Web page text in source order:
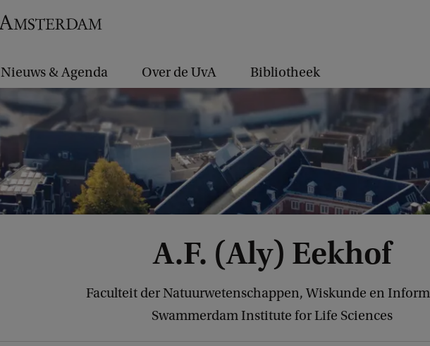
Nieuws & Agenda Over de UvA Bibliotheek
A.F. (Aly) Eekhof
Faculteit der Natuurwetenschappen, Wiskunde en
Swammerdam Institute for Life Sciences